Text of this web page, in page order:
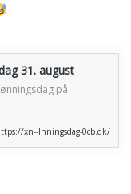
31. august
på
xn--lnningsdag-0cb.dk/